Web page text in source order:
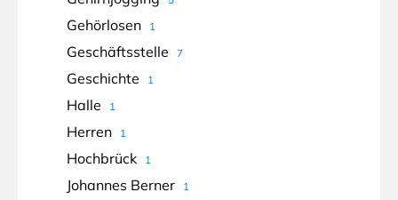
Gehörlosen 1
Geschäftsstelle 7
Geschichte 1
Halle 1
Herren 1
Hochbrück 1
Johannes Berner 1